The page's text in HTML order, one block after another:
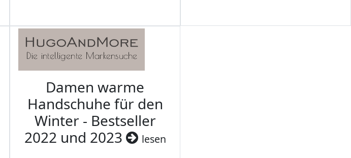
Damen warme
Handschuhe für den
Winter - Bestseller
2022 und 2023
lesen